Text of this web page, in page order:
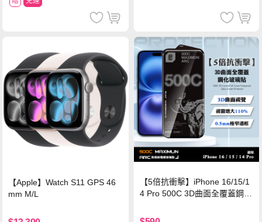
【Apple】Watch S11 GPS 46
mm M/L
【5倍抗衝擊】iPhone 16/15/1
4 Pro 500C 3D曲面全覆蓋鋼化
保護貼